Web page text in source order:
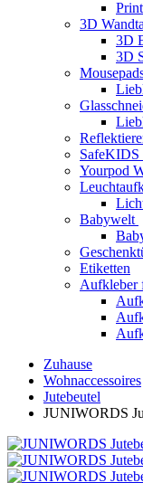
3D
3D
3D
Yourpod
Babywelt
Etiketten
Aufkleber
Zuhause
Wohnaccessoires
Jutebeutel
JUNIWORDS